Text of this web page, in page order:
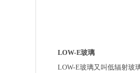
LOW-E玻璃
LOW-E玻璃又叫低辐射玻